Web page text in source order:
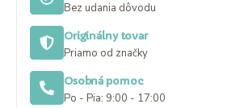
Bez udania dôvodu
Originálny tovar
Priamo od značky
Osobná pomoc
Po - Pia: 9:00 - 17:00